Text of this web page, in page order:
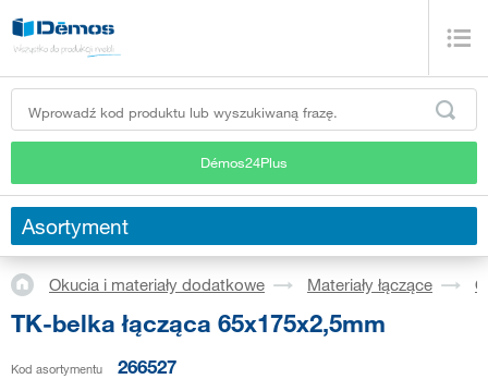
Démos24Plus
Asortyment
Okucia i materiały dodatkowe Materiały łączące
TK-belka łącząca 65x175x2,5mm
Kod asortymentu 266527